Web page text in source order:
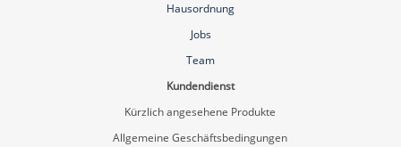
Hausordnung
Jobs
Team
Kundendienst
Kürzlich angesehene Produkte
Allgemeine Geschäftsbedingungen